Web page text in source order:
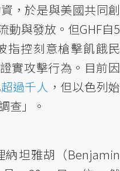
，於是與美國共同創
動與發放。但GHF自5
指控刻意槍擊飢餓民
證實攻擊行為。目前因
超過千人 ，但以色列始
查」。
納坦雅胡（Benjamin